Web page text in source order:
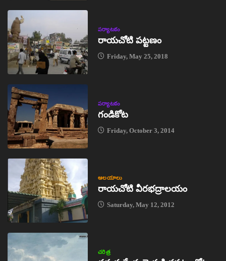
పర్యాటకం
రాయచోటి పట్టణం
Friday, May 25, 2018
పర్యాటకం
గండికోట
Friday, October 3, 2014
ఆలయాలు
రాయచోటి వీరభద్రాలయం
Saturday, May 12, 2012
చరిత్ర